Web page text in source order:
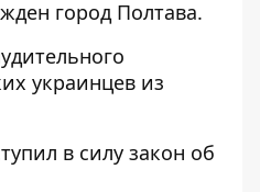
город Полтава.
украинцев из
в силу закон об